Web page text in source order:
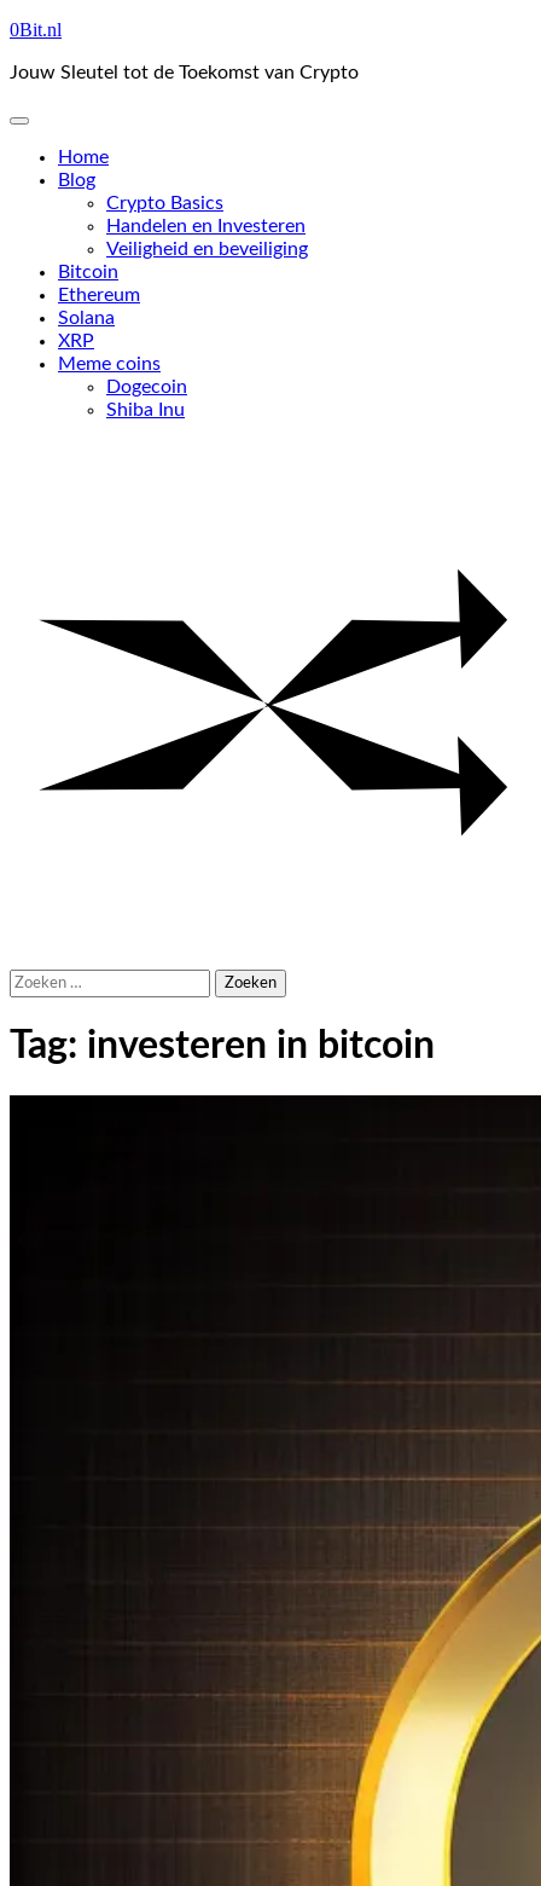
Skip
content
0Bit.nl
Jouw Sleutel tot de Toekomst van Crypto
Home
Blog
Crypto Basics
Handelen en Investeren
Veiligheid en beveiliging
Bitcoin
Ethereum
Solana
XRP
Meme coins
Dogecoin
Shiba Inu
Zoeken
naar:
Tag: investeren in bitcoin